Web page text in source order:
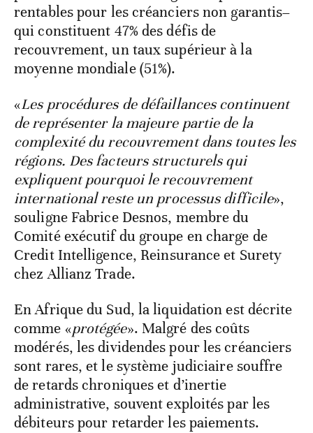
rentables pour les créanciers non garantis–
qui constituent 47% des défis de
recouvrement, un taux supérieur à la
moyenne mondiale (51%).
«Les procédures de défaillances continuent
de représenter la majeure partie de la
complexité du recouvrement dans toutes les
régions. Des facteurs structurels qui
expliquent pourquoi le recouvrement
international reste un processus difficile»,
souligne Fabrice Desnos, membre du
Comité exécutif du groupe en charge de
Credit Intelligence, Reinsurance et Surety
chez Allianz Trade.
En Afrique du Sud, la liquidation est décrite
comme «protégée». Malgré des coûts
modérés, les dividendes pour les créanciers
sont rares, et le système judiciaire souffre
de retards chroniques et d’inertie
administrative, souvent exploités par les
débiteurs pour retarder les paiements.